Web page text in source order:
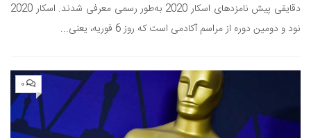
دقایقی پیش نامزدهای اسکار 2020 به‌طور رسمی معرفی شدند. اسکار 2020
نود و دومین دوره از مراسم آکادمی است که روز 6 فوریه، یعنی...
۰